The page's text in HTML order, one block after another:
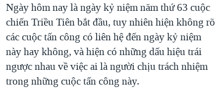
Ngày hôm nay là ngày kỷ niệm năm thứ 63 cuộc
chiến Triều Tiên bắt đầu, tuy nhiên hiện không rõ
các cuộc tấn công có liên hệ đến ngày kỷ niệm
này hay không, và hiện có những dấu hiệu trái
ngược nhau về việc ai là người chịu trách nhiệm
trong những cuộc tấn công này.